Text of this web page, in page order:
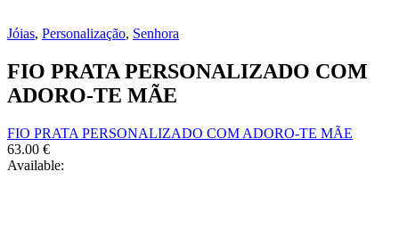
Jóias, Personalização, Senhora
FIO PRATA PERSONALIZADO COM
ADORO-TE MÃE
FIO PRATA PERSONALIZADO COM ADORO-TE MÃE
63.00 €
Available: